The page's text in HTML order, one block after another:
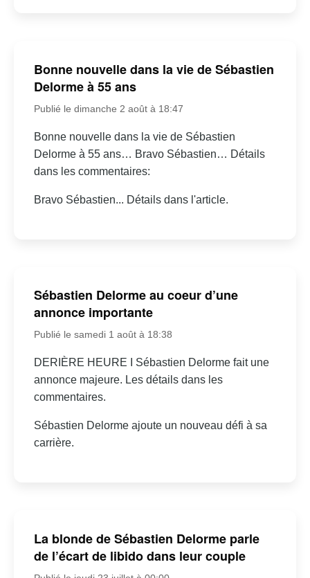
Bonne nouvelle dans la vie de Sébastien
Delorme à 55 ans
Publié le dimanche 2 août à 18:47
Bonne nouvelle dans la vie de Sébastien
Delorme à 55 ans… Bravo Sébastien… Détails
dans les commentaires:
Bravo Sébastien... Détails dans l'article.
Sébastien Delorme au coeur d’une
annonce importante
Publié le samedi 1 août à 18:38
DERIÈRE HEURE I Sébastien Delorme fait une
annonce majeure. Les détails dans les
commentaires.
Sébastien Delorme ajoute un nouveau défi à sa
carrière.
La blonde de Sébastien Delorme parle
de l’écart de libido dans leur couple